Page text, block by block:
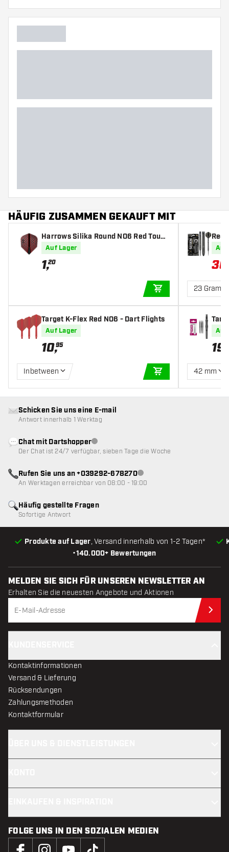
Hauptfarbe
HÄUFIG ZUSAMMEN GEKAUFT MIT
Harrows Silika Round NO6 Red Tough
Crystalline Coated - Dart Flights
Auf Lager
1,20
IN DEN
Target K-Flex Red NO6 - Dart Flights
Auf Lager
10,95
Inbetween
IN DEN
Red
feile
Auf
36
23 Gramm
Auf
19
42 mm
•140.000+ Bewertungen
Produkte auf Lager, Versand innerhalb von 1-2 Tagen*
Häufig gestellte Fragen
Sofortige Antwort
Schicken Sie uns eine E-mail
Antwort innerhalb 1 Werktag
Chat mit DartshopperKundenservice nicht verfügbar
Der Chat ist 24/7 verfügbar, sieben Tage die Woche
Rufen Sie uns an +039292-678270Kundenservice nicht
An Werktagen erreichbar von 08:00 - 19:00
MELDEN SIE SICH FÜR UNSEREN NEWSLETTER AN
Erhalten Sie die neuesten Angebote und Aktionen
Kontaktinformationen
Versand & Lieferung
Rücksendungen
Zahlungsmethoden
Kontaktformular
FOLGE UNS IN DEN SOZIALEN MEDIEN